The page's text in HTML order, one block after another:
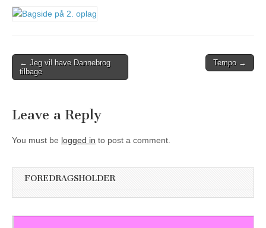
Post
navigation
← Jeg vil have Dannebrog
tilbage
Tempo →
Leave a Reply
You must be logged in to post a comment.
FOREDRAGSHOLDER